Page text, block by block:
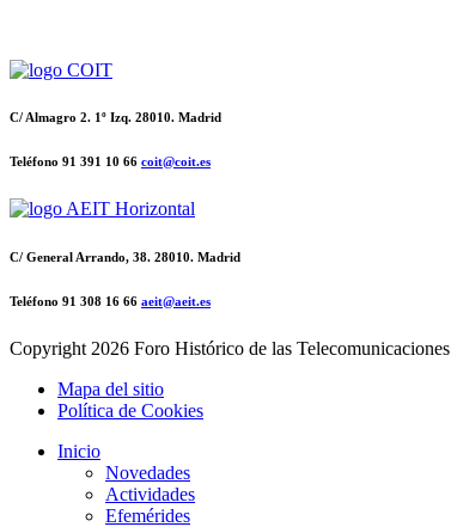
C/ Almagro 2. 1º Izq. 28010. Madrid
Teléfono 91 391 10 66 coit@coit.es
C/ General Arrando, 38. 28010. Madrid
Teléfono 91 308 16 66 aeit@aeit.es
Copyright 2026 Foro Histórico de las Telecomunicaciones
Mapa del sitio
Política de Cookies
Inicio
Novedades
Actividades
Efemérides